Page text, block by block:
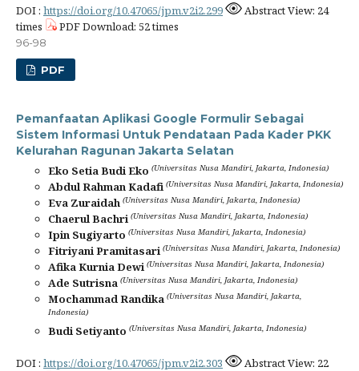
DOI : https://doi.org/10.47065/jpm.v2i2.299
Abstract View: 24
times
PDF Download: 52 times
96-98
PDF
Pemanfaatan Aplikasi Google Formulir Sebagai
Sistem Informasi Untuk Pendataan Pada Kader PKK
Kelurahan Ragunan Jakarta Selatan
Eko Setia Budi Eko (Universitas Nusa Mandiri, Jakarta, Indonesia)
Abdul Rahman Kadafi (Universitas Nusa Mandiri, Jakarta, Indonesia)
Eva Zuraidah (Universitas Nusa Mandiri, Jakarta, Indonesia)
Chaerul Bachri (Universitas Nusa Mandiri, Jakarta, Indonesia)
Ipin Sugiyarto (Universitas Nusa Mandiri, Jakarta, Indonesia)
Fitriyani Pramitasari (Universitas Nusa Mandiri, Jakarta, Indonesia)
Afika Kurnia Dewi (Universitas Nusa Mandiri, Jakarta, Indonesia)
Ade Sutrisna (Universitas Nusa Mandiri, Jakarta, Indonesia)
Mochammad Randika (Universitas Nusa Mandiri, Jakarta,
Indonesia)
Budi Setiyanto (Universitas Nusa Mandiri, Jakarta, Indonesia)
DOI : https://doi.org/10.47065/jpm.v2i2.303
Abstract View: 22